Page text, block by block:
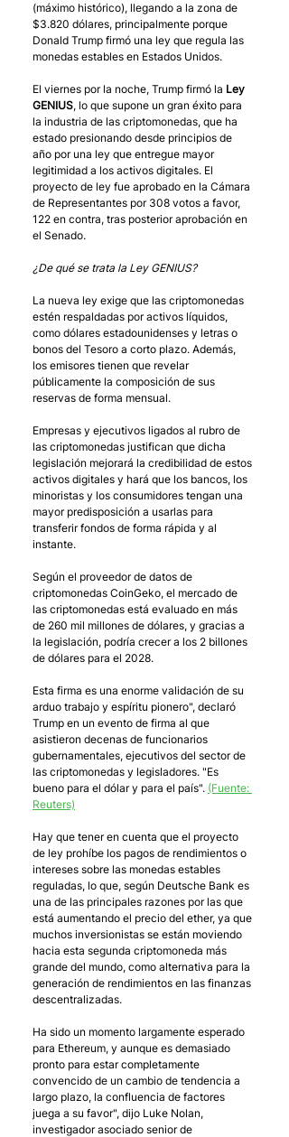
(máximo histórico), llegando a la zona de
$3.820 dólares, principalmente porque
Donald Trump firmó una ley que regula las
monedas estables en Estados Unidos.
El viernes por la noche, Trump firmó la Ley
GENIUS, lo que supone un gran éxito para
la industria de las criptomonedas, que ha
estado presionando desde principios de
año por una ley que entregue mayor
legitimidad a los activos digitales. El
proyecto de ley fue aprobado en la Cámara
de Representantes por 308 votos a favor,
122 en contra, tras posterior aprobación en
el Senado.
¿De qué se trata la Ley GENIUS?
La nueva ley exige que las criptomonedas
estén respaldadas por activos líquidos,
como dólares estadounidenses y letras o
bonos del Tesoro a corto plazo. Además,
los emisores tienen que revelar
públicamente la composición de sus
reservas de forma mensual.
Empresas y ejecutivos ligados al rubro de
las criptomonedas justifican que dicha
legislación mejorará la credibilidad de estos
activos digitales y hará que los bancos, los
minoristas y los consumidores tengan una
mayor predisposición a usarlas para
transferir fondos de forma rápida y al
instante.
Según el proveedor de datos de
criptomonedas CoinGeko, el mercado de
las criptomonedas está evaluado en más
de 260 mil millones de dólares, y gracias a
la legislación, podría crecer a los 2 billones
de dólares para el 2028.
Esta firma es una enorme validación de su
arduo trabajo y espíritu pionero", declaró
Trump en un evento de firma al que
asistieron decenas de funcionarios
gubernamentales, ejecutivos del sector de
las criptomonedas y legisladores. "Es
bueno para el dólar y para el país". (Fuente:
Reuters)
Hay que tener en cuenta que el proyecto
de ley prohíbe los pagos de rendimientos o
intereses sobre las monedas estables
reguladas, lo que, según Deutsche Bank es
una de las principales razones por las que
está aumentando el precio del ether, ya que
muchos inversionistas se están moviendo
hacia esta segunda criptomoneda más
grande del mundo, como alternativa para la
generación de rendimientos en las finanzas
descentralizadas.
Ha sido un momento largamente esperado
para Ethereum, y aunque es demasiado
pronto para estar completamente
convencido de un cambio de tendencia a
largo plazo, la confluencia de factores
juega a su favor", dijo Luke Nolan,
investigador asociado senior de